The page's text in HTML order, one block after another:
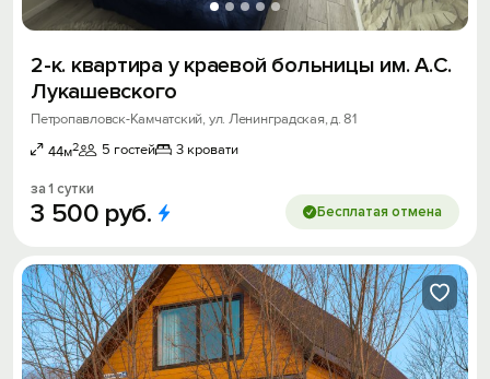
2-к. квартира у краевой больницы им. А.С.
Лукашевского
Петропавловск-Камчатский, ул. Ленинградская, д. 81
44м2 5 гостей 3 кровати
за 1 сутки
3 500 руб. Бесплатая отмена